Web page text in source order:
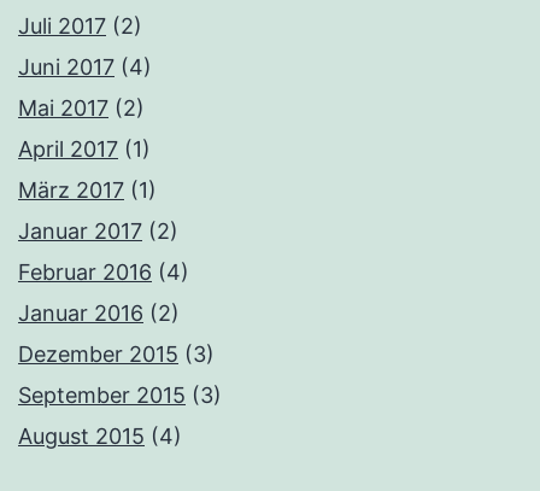
Juli 2017 (2)
Juni 2017 (4)
Mai 2017 (2)
April 2017 (1)
März 2017 (1)
Januar 2017 (2)
Februar 2016 (4)
Januar 2016 (2)
Dezember 2015 (3)
September 2015 (3)
August 2015 (4)